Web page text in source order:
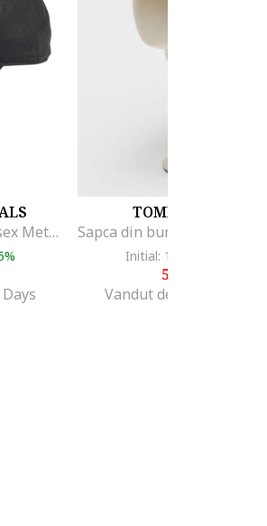
Sapca din bumbac unisex Metallic Trefoil, Negru stins
TOMMY JEANS
Initial: 162
59
Vandut de Fashion Days